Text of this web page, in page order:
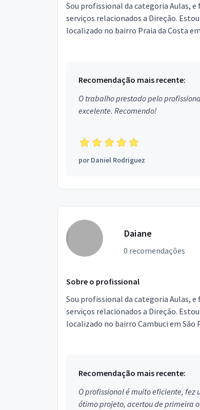
Sou profissional da categoria Aulas, e
serviços relacionados a Direção. Estou
localizado no bairro Praia da Costa
Recomendação mais recente:
O trabalho prestado pelo
excelente. Recomendo!
porDaniel Rodriguez
Daiane
0 recomendações
Sobre o profissional
Sou profissional da categoria Aulas, e
serviços relacionados a Direção. Estou
localizado no bairro Cambuci em São
Recomendação mais recente:
O profissional é muito eficiente, fez
ótimo projeto, acertou de primeira